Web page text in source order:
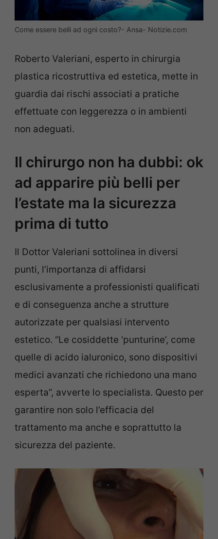
Come essere belli ad ogni costo?- Ansa- Notizie.com
Roberto Valeriani, esperto in chirurgia
plastica ricostruttiva ed estetica, mette in
guardia dai rischi associati a pratiche
effettuate con leggerezza o in ambienti
non adeguati.
Il chirurgo non ha dubbi: ok
ad apparire più belli per
l’estate ma la sicurezza
prima di tutto
Il Dottor Valeriani sottolinea in diversi
punti, l’importanza di affidarsi
esclusivamente a professionisti qualificati
e di conseguenza anche a strutture
autorizzate per qualsiasi intervento
estetico. “Le cosiddette ‘punturine’, come
quelle di acido ialuronico, sono dispositivi
medici avanzati che richiedono una mano
esperta”, avverte lo specialista. Questo per
garantire non solo l’efficacia del
trattamento ma anche e soprattutto la
sicurezza del paziente.